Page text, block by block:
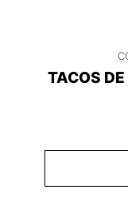
TACOS